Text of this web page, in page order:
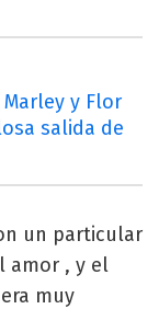
y Flor
salida de
un particular
amor , y el
muy